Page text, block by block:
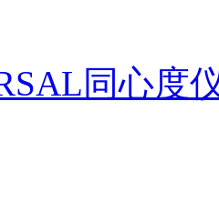
同心度